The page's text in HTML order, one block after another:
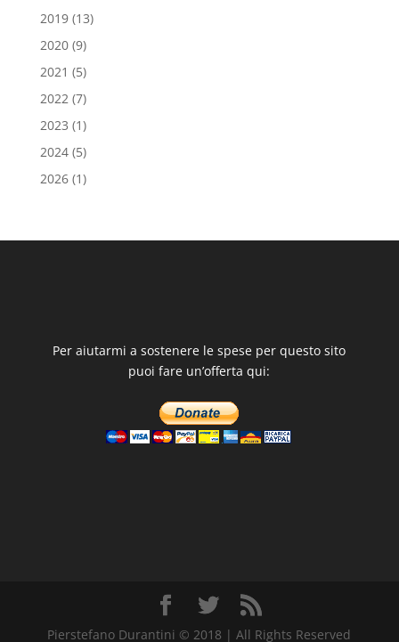
2019(13)
2020(9)
2021 (5)
2022(7)
2023 (1)
2024(5)
2026(1)
Per aiutarmi a sostenere le spese per questo sito
puoi fare un’offerta qui:
Pierstefano Durantini © 2018 | All Rights Reserved